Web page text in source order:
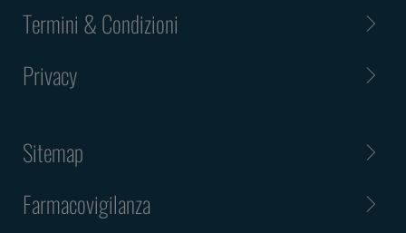
Termini & Condizioni
Privacy
Sitemap
Farmacovigilanza